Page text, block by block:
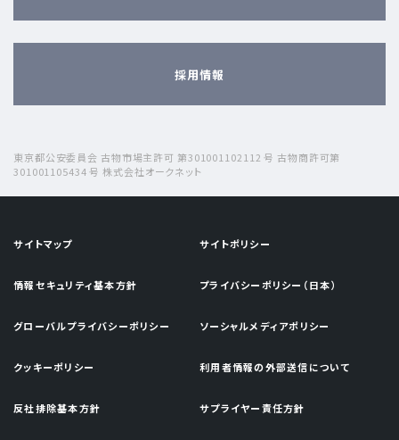
採用情報
東京都公安委員会 古物市場主許可 第301001102112 号 古物商許可第
301001105434 号 株式会社オークネット
サイトマップ サイトポリシー
情報セキュリティ基本方針 プライバシーポリシー（日本）
グローバルプライバシーポリシー ソーシャルメディアポリシー
クッキーポリシー 利用者情報の外部送信について
反社排除基本方針 サプライヤー責任方針